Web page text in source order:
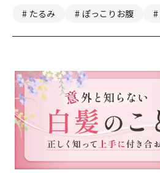
たるみ ぽっこりお腹